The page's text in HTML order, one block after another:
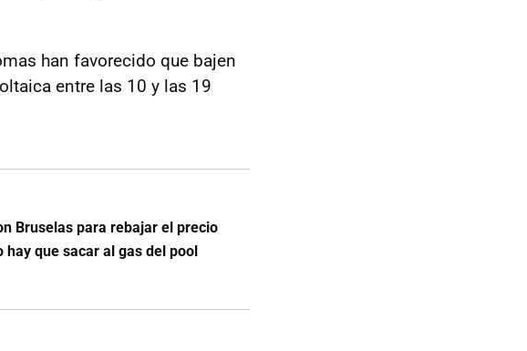
han favorecido que bajen
entre las 10 y las 19
Bruselas para rebajar el precio
hay que sacar al gas del pool